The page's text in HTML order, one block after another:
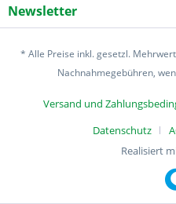
Newsletter
* Alle Preise inkl. gesetzl.
Nachnahmegebühren,
Versand und
Datenschutz
Realisiert